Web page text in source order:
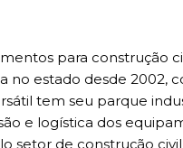
para construção
no estado desde
tem seu parque
e logística dos
de construção